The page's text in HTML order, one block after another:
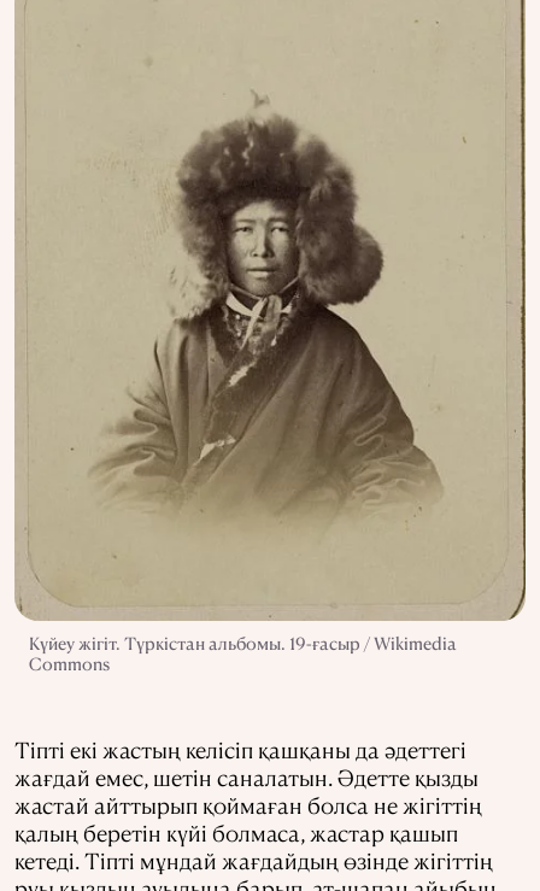
Күйеу жігіт. Түркістан альбомы. 19-ғасыр / Wikimedia
Commons
Тіпті екі жастың келісіп қашқаны да әдеттегі
жағдай емес, шетін саналатын. Әдетте қызды
жастай айттырып қоймаған болса не жігіттің
қалың беретін күйі болмаса, жастар қашып
кетеді. Тіпті мұндай жағдайдың өзінде жігіттің